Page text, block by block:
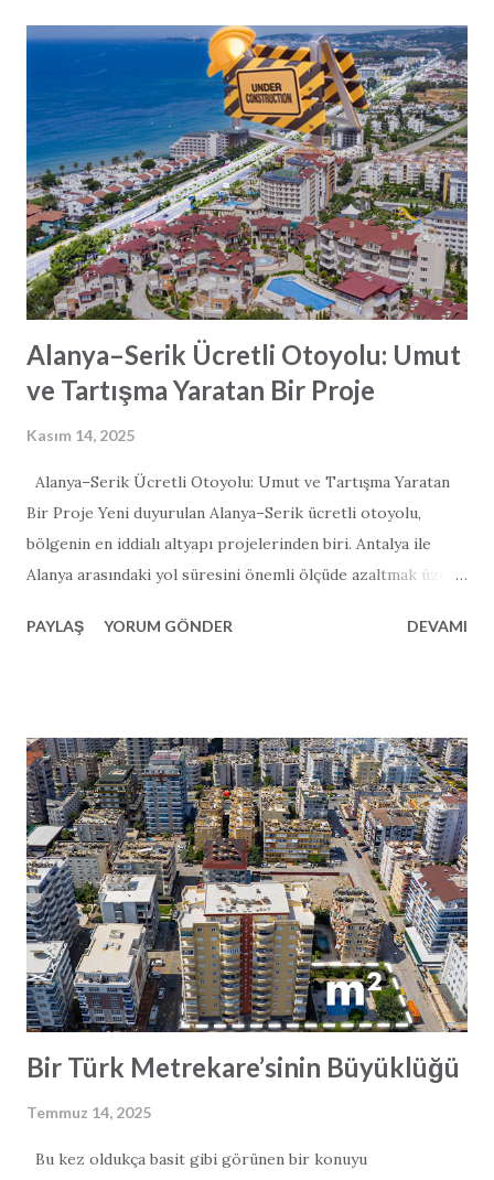
Alanya–Serik Ücretli Otoyolu: Umut
ve Tartışma Yaratan Bir Proje
Kasım 14, 2025
Alanya–Serik Ücretli Otoyolu: Umut ve Tartışma Yaratan
Bir Proje Yeni duyurulan Alanya–Serik ücretli otoyolu,
bölgenin en iddialı altyapı projelerinden biri. Antalya ile
Alanya arasındaki yol süresini önemli ölçüde azaltmak üzere
ölçüde azaltılmış yol süresi ve turizme büyük bir destek
durumda. Vaat: Daha Hızlı Ulaşım ve Ekonomik Büyüme
Türk hükümeti Alanya–Serik otoyolunu “oyun değiştirici”
olarak tanımlıyor. Yetkililere göre otoyol, modern tasarımı
sayesinde mevcut 2,5 saatlik seyahat süresini yalnızca 36
dakikaya indirecek. Proje; 84 km ana yol, 38 km bağlantı yolu,
8 tünel ve 19 viyadükten oluşuyor ve saatte 140 km hıza
uygun şekilde planlanmış. Zaman tasarrufunun ötesinde
otoyol, bölgesel kalkınmayı hızlandıracak bir adım olarak
görülüyor. Daha iyi bağla...
PAYLAŞ YORUM GÖNDER DEVAMI
Bir Türk Metrekare’sinin Büyüklüğü
Temmuz 14, 2025
Bu kez oldukça basit gibi görünen bir konuyu